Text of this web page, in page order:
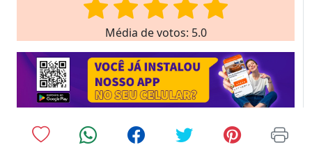
Média de votos: 5.0